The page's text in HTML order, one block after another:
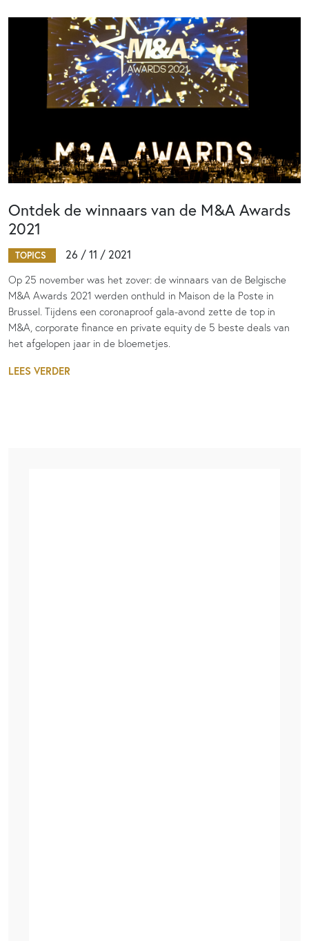
Ontdek de winnaars van de M&A Awards
2021
TOPICS 26 / 11 / 2021
Op 25 november was het zover: de winnaars van de Belgische
M&A Awards 2021 werden onthuld in Maison de la Poste in
Brussel. Tijdens een coronaproof gala-avond zette de top in
M&A, corporate finance en private equity de 5 beste deals van
het afgelopen jaar in de bloemetjes.
LEES VERDER